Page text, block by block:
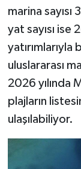
marina sayısı
yat sayısı ise
uluslararası
2026 yılında
plajların
ulaşılabiliyor.